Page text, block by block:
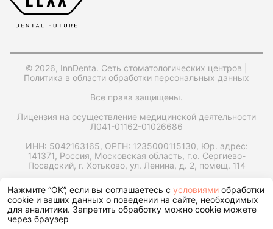
© 2026, InnDenta. Сеть стоматологических центров |
Политика в области обработки персональных данных
Все права защищены.
Лицензия на осуществление медицинской деятельности
Л041-01162-01026686
ИНН: 5042163165, ОРГН: 1235000115130, Юр. адрес:
141371, Россия, Московская область, г.о. Сергиево-
Посадский, г. Хотьково, ул. Ленина, д. 2, помещ. 114
Запрос справки на налоговый вычет
Нажмите “ОК”, если вы соглашаетесь с условиями обработки
cookie и ваших данных о поведении на сайте, необходимых
для аналитики. Запретить обработку можно cookie можете
через браузер